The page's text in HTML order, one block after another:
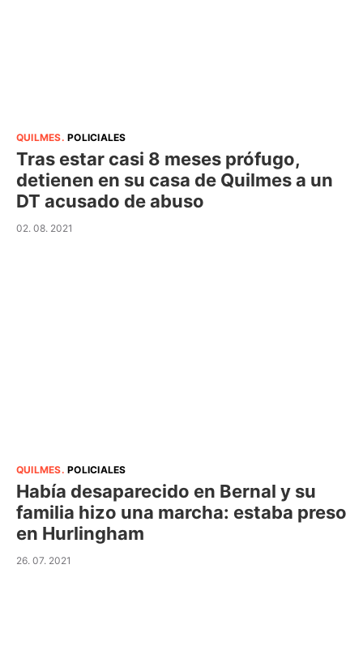
QUILMES.POLICIALES
Tras estar casi 8 meses prófugo,
detienen en su casa de Quilmes a un
DT acusado de abuso
02. 08. 2021
QUILMES.POLICIALES
Había desaparecido en Bernal y su
familia hizo una marcha: estaba preso
en Hurlingham
26. 07. 2021